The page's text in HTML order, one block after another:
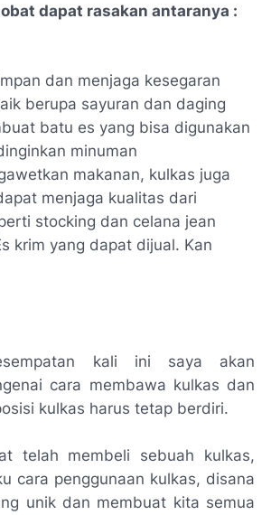
dapat rasakan antaranya :
dan menjaga kesegaran
berupa sayuran dan daging
batu es yang bisa digunakan
minuman
makanan, kulkas juga
menjaga kualitas dari
stocking dan celana jean
krim yang dapat dijual. Kan
kali ini saya akan
cara membawa kulkas dan
kulkas harus tetap berdiri.
telah membeli sebuah kulkas,
cara penggunaan kulkas, disana
unik dan membuat kita semua